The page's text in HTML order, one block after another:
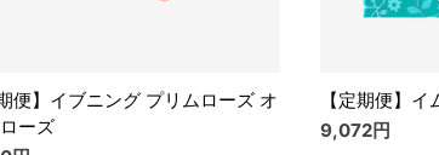
期便】イブニング プリムローズ オ
ーズ
【定期便】
9,072円